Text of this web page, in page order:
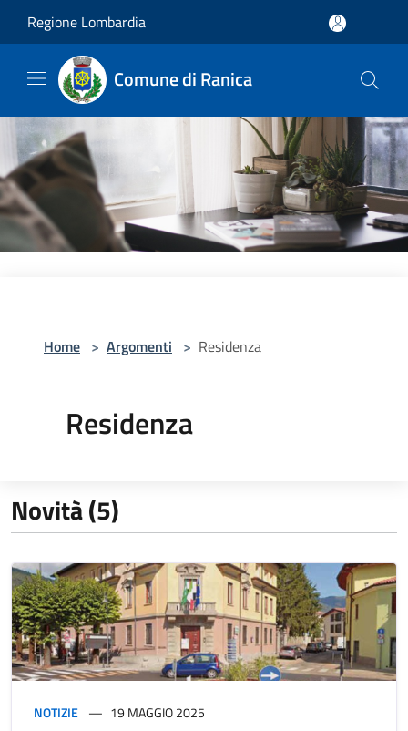
Regione Lombardia
Comune di Ranica
Home > Argomenti > Residenza
Residenza
Novità (5)
NOTIZIE 19 MAGGIO 2025